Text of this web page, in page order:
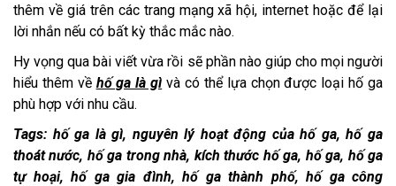
thêm về giá trên các trang mạng xã hội, internet hoặc để lại
lời nhắn nếu có bất kỳ thắc mắc nào.
Hy vọng qua bài viết vừa rồi sẽ phần nào giúp cho mọi người
hiểu thêm về hố ga là gì và có thể lựa chọn được loại hố ga
phù hợp với nhu cầu.
Tags: hố ga là gì, nguyên lý hoạt động của hố ga, hố ga
thoát nước, hố ga trong nhà, kích thước hố ga, hố ga, hố ga
tự hoại, hố ga gia đình, hố ga thành phố, hố ga công